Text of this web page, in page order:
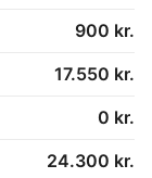
900 kr.
17.550 kr.
0 kr.
24.300 kr.